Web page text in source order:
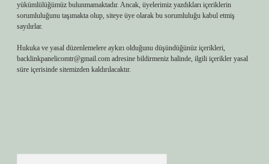
yükümlülüğümüz bulunmamaktadır. Ancak, üyelerimiz yazdıkları içeriklerin
sorumluluğunu taşımakta olup, siteye üye olarak bu sorumluluğu kabul etmiş
sayılırlar.
Hukuka ve yasal düzenlemelere aykırı olduğunu düşündüğünüz içerikleri,
backlinkpanelicomtr@gmail.com adresine bildirmeniz halinde, ilgili içerikler yasal
süre içerisinde sitemizden kaldırılacaktır.